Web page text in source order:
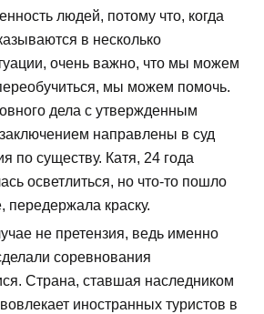
людей, потому что, когда
в несколько
очень важно, что мы можем
мы можем помочь.
дела с утвержденным
направлены в суд
по существу. Катя, 24 года
осветлиться, но что-то пошло
передержала краску.
не претензия, ведь именно
соревнования
Страна, ставшая наследником
иностранных туристов в